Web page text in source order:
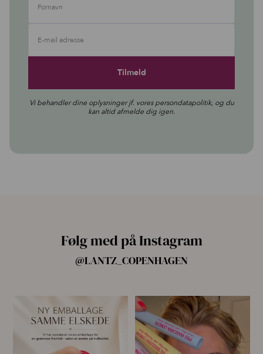
Fornavn
E-mail adresse
Vi behandler dine oplysninger jf. vorespersondatapolitik, og du
kan altid afmelde dig igen.
Følg med på Instagram
@LANTZ_COPENHAGEN
🌿 Ny emballage – samme
mascara, du elsker 💗
...
13
For første gang har vi samlet
alle fire Pro...
14 10